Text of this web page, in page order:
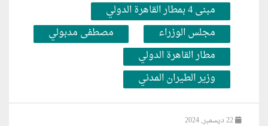
مبنى 4 بمطار القاهرة الدولي
مجلس الوزراء
مصطفى مدبولي
مطار القاهرة الدولي
وزير الطيران المدني